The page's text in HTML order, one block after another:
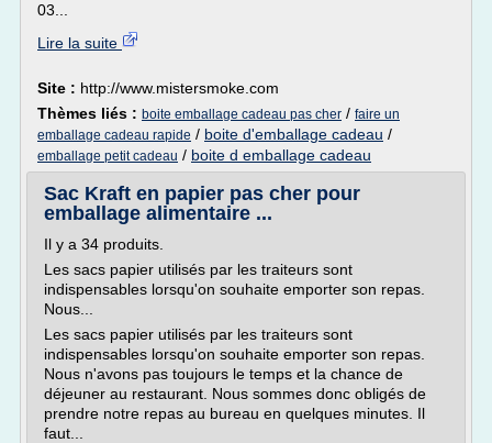
03...
Lire la suite
Site : http://www.mistersmoke.com
Thèmes liés : boite emballage cadeau pas cher / faire un
emballage cadeau rapide / boite d'emballage cadeau /
emballage petit cadeau / boite d emballage cadeau
Sac Kraft en papier pas cher pour
emballage alimentaire ...
Il y a 34 produits.
Les sacs papier utilisés par les traiteurs sont
indispensables lorsqu'on souhaite emporter son repas.
Nous...
Les sacs papier utilisés par les traiteurs sont
indispensables lorsqu'on souhaite emporter son repas.
Nous n'avons pas toujours le temps et la chance de
déjeuner au restaurant. Nous sommes donc obligés de
prendre notre repas au bureau en quelques minutes. Il
faut...